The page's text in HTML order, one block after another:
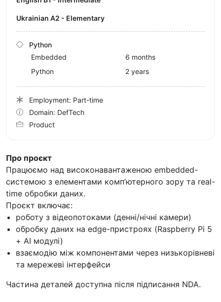
Про проєкт
Працюємо над високонавантаженою embedded-
системою з елементами комп’ютерного зору та real-
time обробки даних.
Проєкт включає:
роботу з відеопотоками (денні/нічні камери)
обробку даних на edge-пристроях (Raspberry Pi 5
+ AI модулі)
взаємодію між компонентами через низькорівневі
та мережеві інтерфейси
Частина деталей доступна після підписання NDA.
Ukrainian A2 - Elementary
Python
Embedded
6 months
Python
2 years
Employment: Part-time
Domain: DefTech
Product